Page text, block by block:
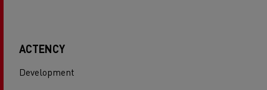
ACTENCY
Development